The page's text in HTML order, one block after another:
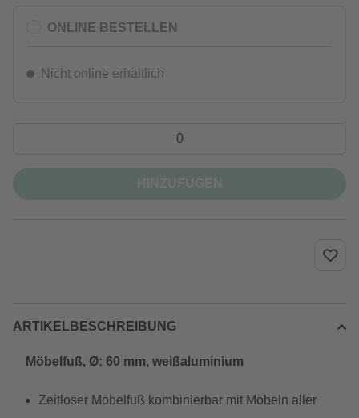
ONLINE BESTELLEN
Nicht online erhältlich
ARTIKELBESCHREIBUNG
Möbelfuß, Ø: 60 mm, weißaluminium
Zeitloser Möbelfuß kombinierbar mit Möbeln aller